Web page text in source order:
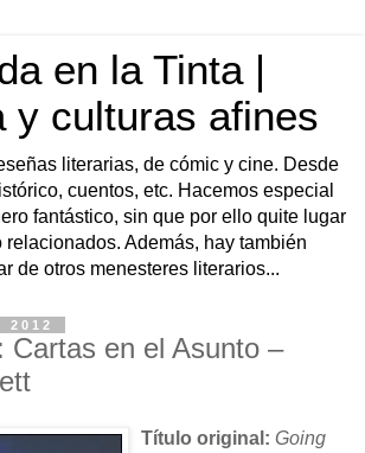
en la Tinta |
y culturas afines
literarias, de cómic y cine. Desde
cuentos, etc. Hacemos especial
fantástico, sin que por ello quite lugar
relacionados. Además, hay también
de otros menesteres literarios...
2012
Cartas en el Asunto –
Título original: Going